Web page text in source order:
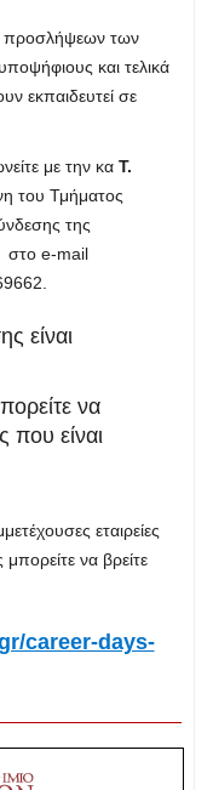
προσλήψεων των
και τελικά
εκπαιδευτεί σε
με την κα T.
του Τμήματος
της
στο e-mail
είναι
να
είναι
εταιρείες
να βρείτε
career-days-